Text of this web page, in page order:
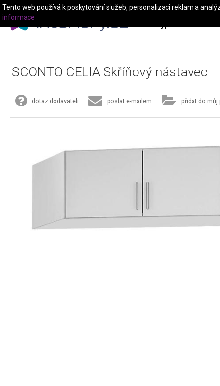
Typ místnosti
SCONTO CELIA Skříňový nástavec
dotaz dodavateli poslat e-mailem přidat do můj
Tento web používá k poskytování služeb, personalizaci reklam a
informace